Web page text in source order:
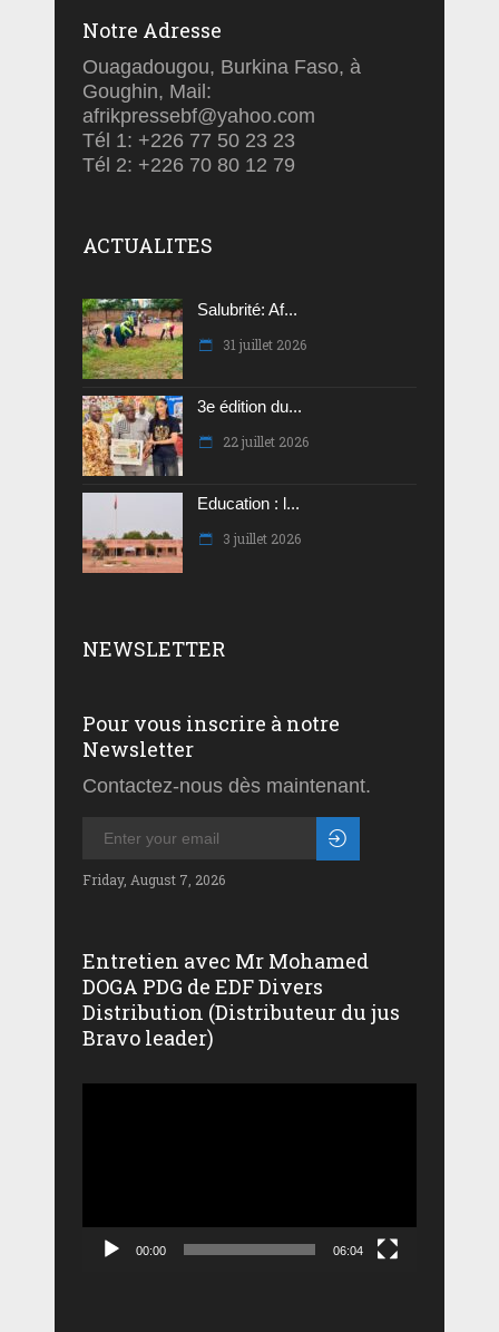
Notre Adresse
Ouagadougou, Burkina Faso, à
Goughin, Mail:
afrikpressebf@yahoo.com
Tél 1: +226 77 50 23 23
Tél 2: +226 70 80 12 79
ACTUALITES
Salubrité: Af...
31 juillet 2026
3e édition du...
22 juillet 2026
Education : l...
3 juillet 2026
NEWSLETTER
Pour vous inscrire à notre
Newsletter
Contactez-nous dès maintenant.
Friday, August 7, 2026
Entretien avec Mr Mohamed
DOGA PDG de EDF Divers
Distribution (Distributeur du jus
Bravo leader)
00:00 06:04